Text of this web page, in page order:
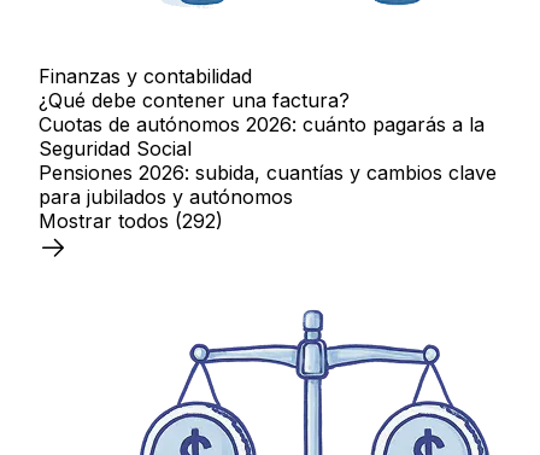
Finanzas y contabilidad
¿Qué debe contener una factura?
Cuotas de autónomos 2026: cuánto pagarás a la
Seguridad Social
Pensiones 2026: subida, cuantías y cambios clave
para jubilados y autónomos
Mostrar todos (292)